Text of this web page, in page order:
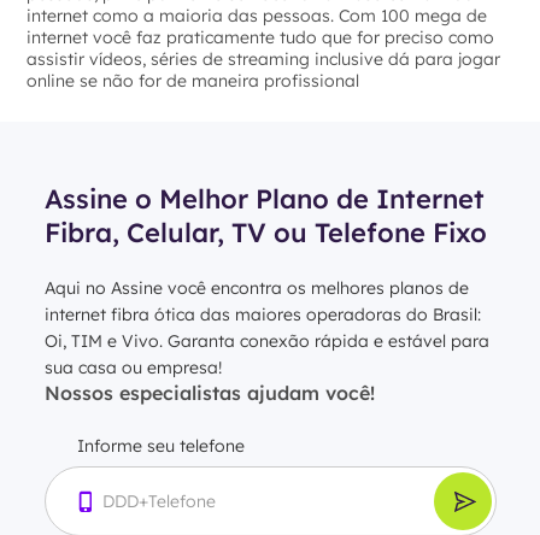
internet como a maioria das pessoas. Com 100 mega de
internet você faz praticamente tudo que for preciso como
assistir vídeos, séries de streaming inclusive dá para jogar
online se não for de maneira profissional
Assine o Melhor Plano de Internet
Fibra, Celular, TV ou Telefone Fixo
Aqui no Assine você encontra os melhores planos de
internet fibra ótica das maiores operadoras do Brasil:
Oi, TIM e Vivo. Garanta conexão rápida e estável para
sua casa ou empresa!
Nossos especialistas ajudam você!
Informe seu telefone